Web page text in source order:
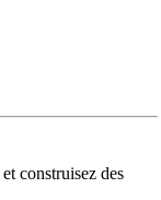
construisez des